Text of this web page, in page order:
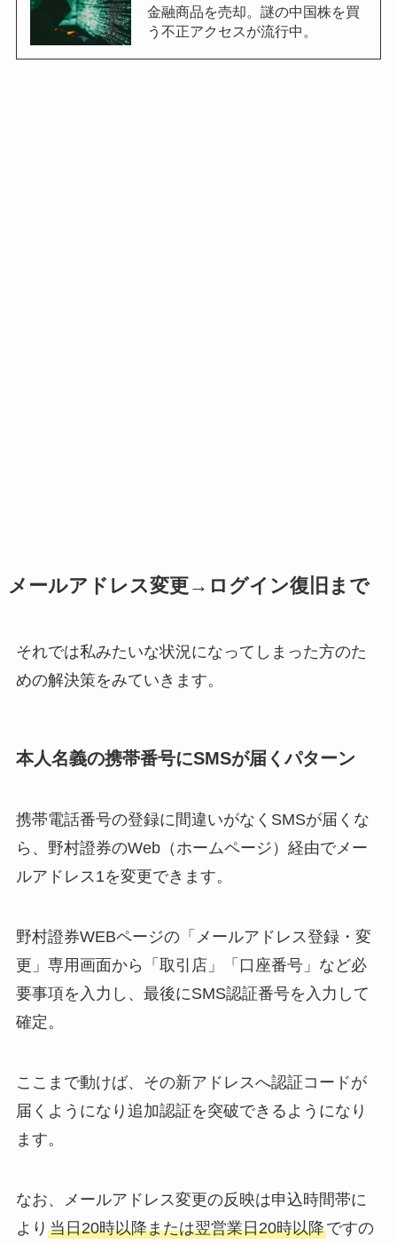
金融商品を売却。謎の中国株を買
う不正アクセスが流行中。
メールアドレス変更→ログイン復旧まで
それでは私みたいな状況になってしまった方のた
めの解決策をみていきます。
本人名義の携帯番号にSMSが届くパターン
携帯電話番号の登録に間違いがなくSMSが届くな
ら、野村證券のWeb（ホームページ）経由でメー
ルアドレス1を変更できます。
野村證券WEBページの「メールアドレス登録・変
更」専用画面から「取引店」「口座番号」など必
要事項を入力し、最後にSMS認証番号を入力して
確定。
ここまで動けば、その新アドレスへ認証コードが
届くようになり追加認証を突破できるようになり
ます。
なお、メールアドレス変更の反映は申込時間帯に
より 当日20時以降または翌営業日20時以降ですの